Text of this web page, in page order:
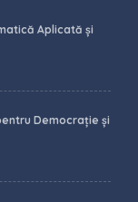
Aplicată și
Democrație și